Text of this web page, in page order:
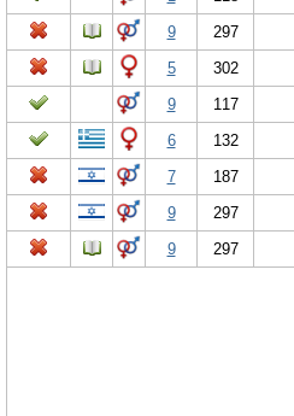
הוסף שם
צור קשר
פייסבוק
297
9
302
5
117
9
132
6
187
7
297
9
297
9